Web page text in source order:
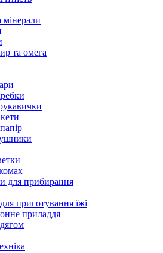
мінерали
та омега
для прибирання
приготування їжі
приладдя